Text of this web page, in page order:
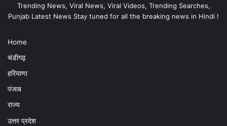
Trending News, Viral News, Viral Videos, Trending Searches,
Punjab Latest News Stay tuned for all the breaking news in Hindi !
Home
चंडीगढ़
हरियाणा
पंजाब
राज्य
उत्तर प्रदेश